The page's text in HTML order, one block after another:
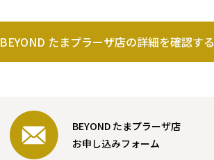
BEYOND たまプラーザ店の詳細を確認する
BEYOND たまプラーザ店
お申し込みフォーム